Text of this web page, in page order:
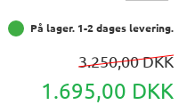
På lager. 1-2 dages levering.
3.250,00 DKK
1.695,00 DKK